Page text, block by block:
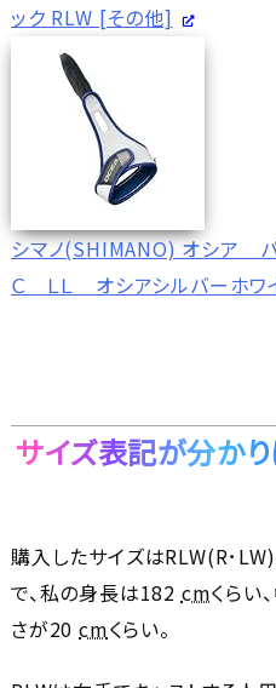
ック RLW [その他]
シマノ(SHIMANO) オシア パ
Ｃ ＬＬ オシアシルバーホワ
サイズ表記が分かり
購入したサイズはRLW(R･LW)
で、私の身長は182 cmくらい
さが20 cmくらい。